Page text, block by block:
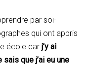
par soi-
qui ont appris
école car j’y ai
que j’ai eu une